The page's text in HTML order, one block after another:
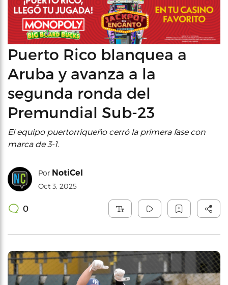
Puerto Rico blanquea a
Aruba y avanza a la
segunda ronda del
Premundial Sub-23
El equipo puertorriqueño cerró la primera fase con
marca de 3-1.
Por NotiCel
Oct 3, 2025
0